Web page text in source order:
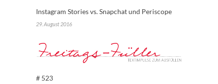
Instagram Stories vs. Snapchat und Periscope
29. August 2016
# 523